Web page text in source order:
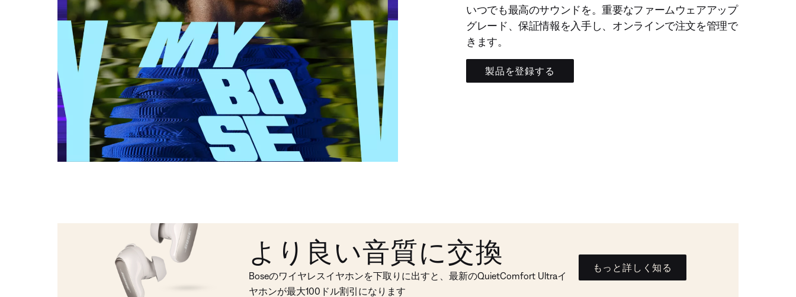
いつでも最高のサウンドを。重要なファームウェアアップ
グレード、保証情報を入手し、オンラインで注文を管理で
きます。
製品を登録する
より良い音質に交換
Boseのワイヤレスイヤホンを下取りに出すと、最新のQuietComfort Ultraイ
ヤホンが最大100ドル割引になります
もっと詳しく知る